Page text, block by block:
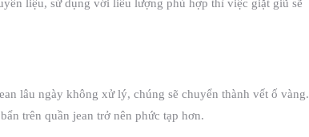
liệu, sử dụng với liều lượng phù hợp thì việc giặt giũ sẽ
lâu ngày không xử lý, chúng sẽ chuyển thành vết ố vàng.
trên quần jean trở nên phức tạp hơn.